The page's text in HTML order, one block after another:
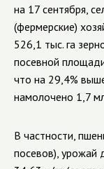
на 17 сентября,
(фермерские)
526,1 тыс. га
посевной
что на 29,4%
намолочено 1,7
В частности,
посевов), урожай